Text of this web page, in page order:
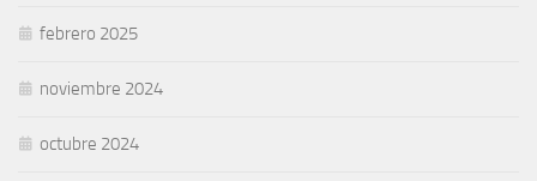
febrero 2025
noviembre 2024
octubre 2024